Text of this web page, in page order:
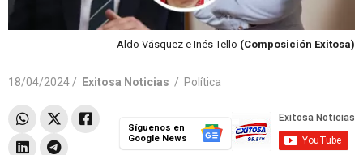
Aldo Vásquez e Inés Tello (Composición Exitosa)
18/04/2024 / Exitosa Noticias / Política
Síguenos en
Google News